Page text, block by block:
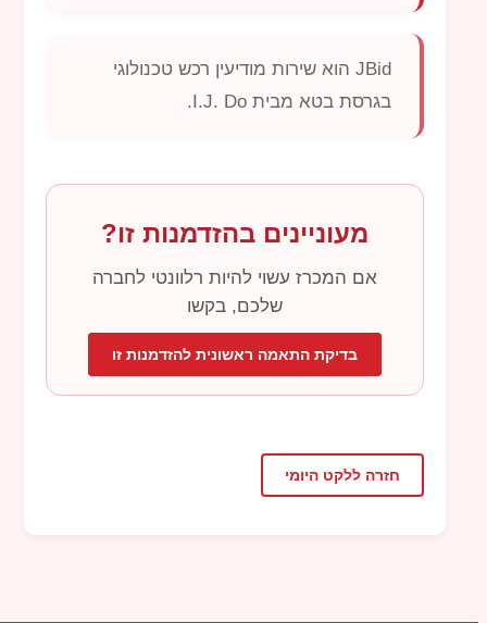
JBid הוא שירות מודיעין רכש טכנולוגי
בגרסת בטא מביתI.J. Do
.
מעוניינים בהזדמנות זו?
אם המכרז עשוי להיות רלוונטי לחברה
שלכם, בקשו
בדיקת התאמה ראשונית להזדמנות זו
חזרה ללקט היומי